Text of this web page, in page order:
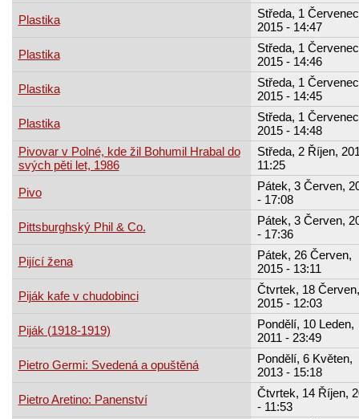
Plastika
Středa, 1
2015 - 14:47
Plastika
Středa, 1
2015 - 14:46
Plastika
Středa, 1
2015 - 14:45
Plastika
Středa, 1
2015 - 14:48
Pivovar v Polné, kde žil Bohumil Hrabal do
svých pěti let, 1986
Středa, 2 Říjen,
11:25
Pivo
Pátek, 3 Červen,
- 17:08
Pittsburghský Phil & Co.
Pátek, 3 Červen,
- 17:36
Pijící žena
Pátek, 26 Červen,
2015 - 13:11
Piják kafe v chudobinci
Čtvrtek, 18 Červen,
2015 - 12:03
Piják (1918-1919)
Pondělí, 10 Leden,
2011 - 23:49
Pietro Germi: Svedená a opuštěná
Pondělí, 6 Květen,
2013 - 15:18
Pietro Aretino: Panenství
Čtvrtek, 14 Říjen,
- 11:53